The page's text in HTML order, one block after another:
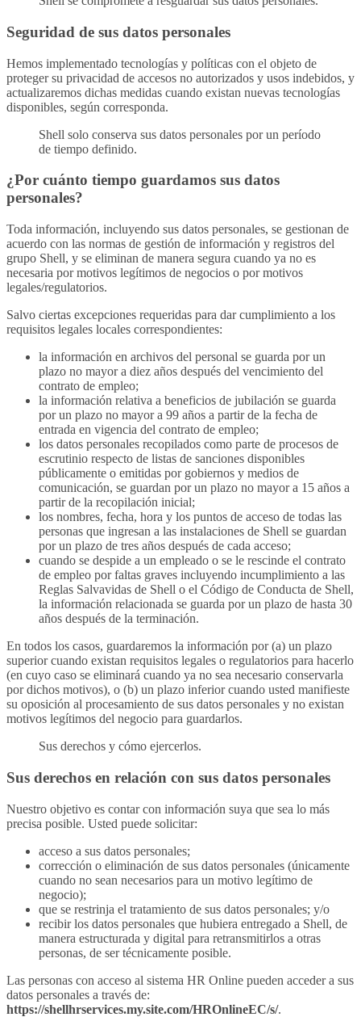
Seguridad de sus datos personales
Hemos implementado tecnologías y políticas con el objeto de
proteger su privacidad de accesos no autorizados y usos indebidos, y
actualizaremos dichas medidas cuando existan nuevas tecnologías
disponibles, según corresponda.
Shell solo conserva sus datos personales por un período
de tiempo definido.
¿Por cuánto tiempo guardamos sus datos
personales?
Toda información, incluyendo sus datos personales, se gestionan de
acuerdo con las normas de gestión de información y registros del
grupo Shell, y se eliminan de manera segura cuando ya no es
necesaria por motivos legítimos de negocios o por motivos
legales/regulatorios.
Salvo ciertas excepciones requeridas para dar cumplimiento a los
requisitos legales locales correspondientes:
la información en archivos del personal se guarda por un
plazo no mayor a diez años después del vencimiento del
contrato de empleo;
la información relativa a beneficios de jubilación se guarda
por un plazo no mayor a 99 años a partir de la fecha de
entrada en vigencia del contrato de empleo;
los datos personales recopilados como parte de procesos de
escrutinio respecto de listas de sanciones disponibles
públicamente o emitidas por gobiernos y medios de
comunicación, se guardan por un plazo no mayor a 15 años a
partir de la recopilación inicial;
los nombres, fecha, hora y los puntos de acceso de todas las
personas que ingresan a las instalaciones de Shell se guardan
por un plazo de tres años después de cada acceso;
cuando se despide a un empleado o se le rescinde el contrato
de empleo por faltas graves incluyendo incumplimiento a las
Reglas Salvavidas de Shell o el Código de Conducta de Shell,
la información relacionada se guarda por un plazo de hasta 30
años después de la terminación.
En todos los casos, guardaremos la información por (a) un plazo
superior cuando existan requisitos legales o regulatorios para hacerlo
(en cuyo caso se eliminará cuando ya no sea necesario conservarla
por dichos motivos), o (b) un plazo inferior cuando usted manifieste
su oposición al procesamiento de sus datos personales y no existan
motivos legítimos del negocio para guardarlos.
Sus derechos y cómo ejercerlos.
Sus derechos en relación con sus datos personales
Nuestro objetivo es contar con información suya que sea lo más
precisa posible. Usted puede solicitar:
acceso a sus datos personales;
corrección o eliminación de sus datos personales (únicamente
cuando no sean necesarios para un motivo legítimo de
negocio);
que se restrinja el tratamiento de sus datos personales; y/o
recibir los datos personales que hubiera entregado a Shell, de
manera estructurada y digital para retransmitirlos a otras
personas, de ser técnicamente posible.
Las personas con acceso al sistema HR Online pueden acceder a sus
datos personales a través de:
https://shellhrservices.my.site.com/HROnlineEC/s/.